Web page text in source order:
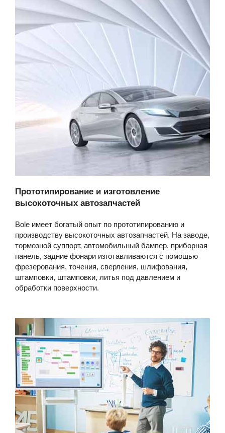
Прототипирование и изготовление
высокоточных автозапчастей
Bole имеет богатый опыт по прототипированию и
производству высокоточных автозапчастей. На заводе,
тормозной суппорт, автомобильный бампер, приборная
панель, задние фонари изготавливаются с помощью
фрезерования, точения, сверления, шлифования,
штамповки, штамповки, литья под давлением и
обработки поверхности.